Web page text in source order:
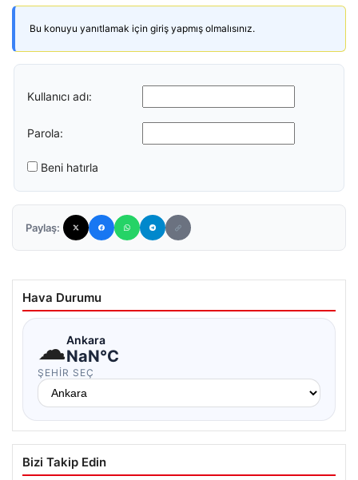
Bu konuyu yanıtlamak için giriş yapmış olmalısınız.
Kullanıcı adı:
Parola:
Beni hatırla
Paylaş:
Hava Durumu
☁Ankara
NaN°C
ŞEHIR SEÇ
Bizi Takip Edin